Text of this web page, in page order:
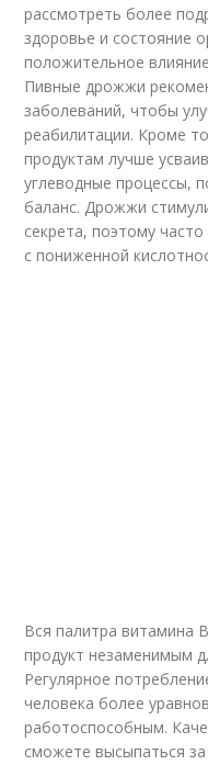
рассмотреть более
здоровье и состояние
положительное
Пивные дрожжи
заболеваний, чтобы
реабилитации. Кроме
продуктам лучше
углеводные процессы,
баланс. Дрожжи
секрета, поэтому
с пониженной
Вся палитра витамина
продукт незаменимым
Регулярное
человека более
работоспособным.
сможете высыпаться